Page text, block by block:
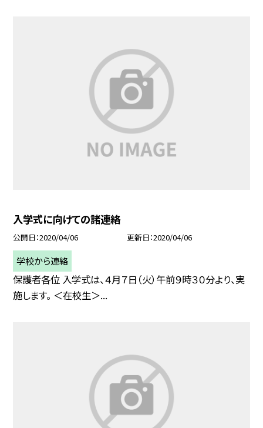
入学式に向けての諸連絡
公開日 2020/04/06 更新日 2020/04/06
学校から連絡
保護者各位 入学式は、４月７日（火）午前９時３０分より、実
施します。 ＜在校生＞...